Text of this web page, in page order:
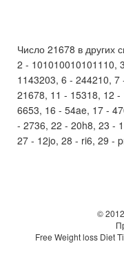
Число 21678 в других
2 - 101010010101110,
1143203, 6 - 244210,
21678, 11 - 15318, 12
6653, 16 - 54ae, 17 -
- 2736, 22 - 20h8, 23 -
27 - 12jo, 28 - ri6, 29 -
©
Free Weight loss Diet